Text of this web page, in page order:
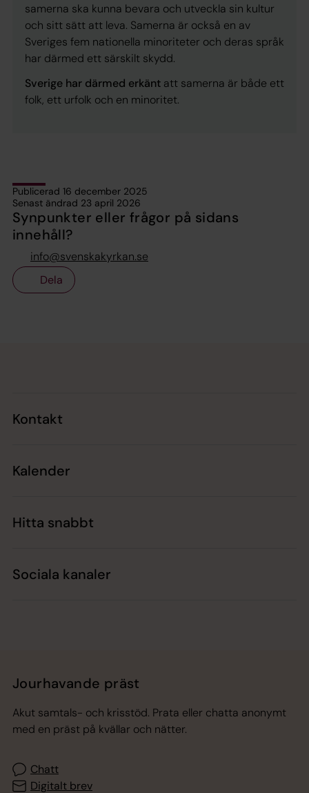
samerna ska kunna bevara och utveckla sin kultur
och sitt sätt att leva. Samerna är också en av
Sveriges fem nationella minoriteter och deras språk
har därmed ett särskilt skydd.
Sverige har därmed erkänt att samerna är både ett
folk, ett urfolk och en minoritet.
Publicerad 16 december 2025
Senast ändrad 23 april 2026
Synpunkter eller frågor på sidans
innehåll?
info@svenskakyrkan.se
Dela
Kontakt
Kalender
Hitta snabbt
Sociala kanaler
Jourhavande präst
Akut samtals- och krisstöd. Prata eller chatta anonymt
med en präst på kvällar och nätter.
Chatt
Digitalt brev